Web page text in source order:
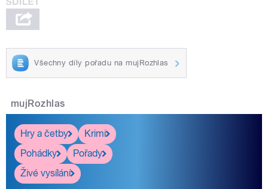
Všechny díly pořadu na mujRozhlas
mujRozhlas
Hry a četby
Krimi
Pohádky
Pořady
Živé vysílání